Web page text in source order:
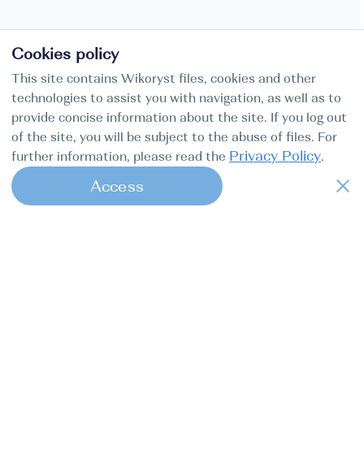
Cookies policy
This site contains Wikoryst files, cookies and other
technologies to assist you with navigation, as well as to
provide concise information about the site. If you log out
of the site, you will be subject to the abuse of files. For
further information, please read the Privacy Policy.
Access